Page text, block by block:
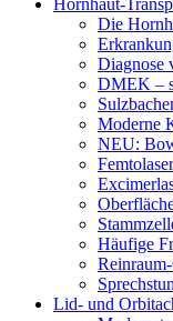
Die
Diagnose
DMEK –
Moderne
NEU:
Häufige
Lid- und